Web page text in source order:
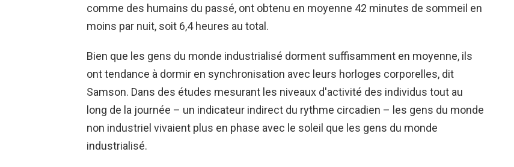
comme des humains du passé, ont obtenu en moyenne 42 minutes de sommeil en
moins par nuit, soit 6,4 heures au total.
Bien que les gens du monde industrialisé dorment suffisamment en moyenne, ils
ont tendance à dormir en synchronisation avec leurs horloges corporelles, dit
Samson. Dans des études mesurant les niveaux d'activité des individus tout au
long de la journée – un indicateur indirect du rythme circadien – les gens du monde
non industriel vivaient plus en phase avec le soleil que les gens du monde
industrialisé.